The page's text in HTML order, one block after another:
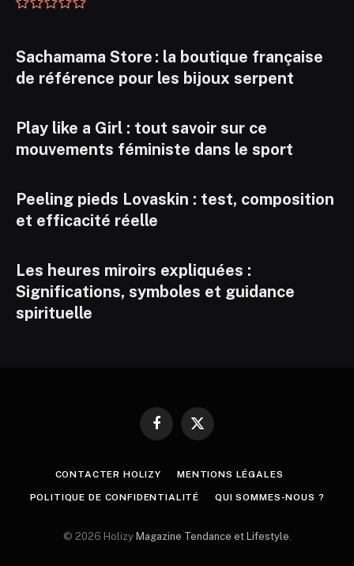
Sachamama Store : la boutique française
de référence pour les bijoux serpent
Play like a Girl : tout savoir sur ce
mouvements féministe dans le sport
Peeling pieds Lovaskin : test, composition
et efficacité réelle
Les heures miroirs expliquées :
Significations, symboles et guidance
spirituelle
Facebook
X
CONTACTER HOLIZY MENTIONS LÉGALES
POLITIQUE DE CONFIDENTIALITÉ QUI SOMMES-NOUS ?
© 2026 Holizy Magazine Tendance et Lifestyle.